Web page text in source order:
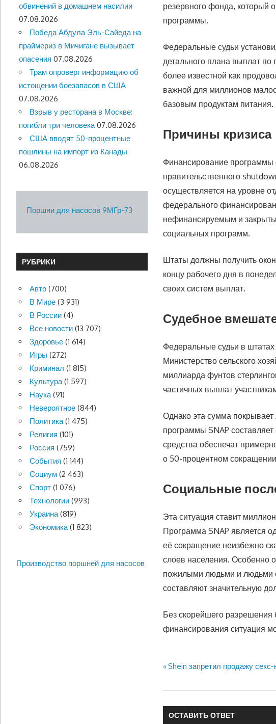
резервного фонда, который
программы.
Федеральные судьи
детального плана выплат
более известной как
важной для миллионов
базовым продуктам питания.
Причины кризиса
Финансирование программы
правительственного
осуществляется на уровне
федерального
нефинансируемым и
социальных программ.
Штаты должны получить
концу рабочего дня в
своих систем выплат.
Судебное
Федеральные судьи в
Министерство сельского
миллиарда фунтов
частичных выплат
Однако эта сумма
программы SNAP
средства обеспечат
о 50-процентном
Социальные
Эта ситуация ставит
Программа SNAP является
её сокращение неизбежно
слоев населения. Особенно
пожилыми людьми и людьми
составляют значительную
Без скорейшего разрешения
финансирования ситуация
Навигация
по
записям
Предыдущая
Shein запретил продажу
ОСТАВИТЬ ОТВЕТ
обвинений в домашнем насилии
07.08.2026
Победа Абдула Эль-Сайеда на
праймериз в Мичигане вызывает
опасения 07.08.2026
Трам опроверг информацию об
истощении боезапасов в США
07.08.2026
Взрыв у ресторана в Москве:
погибли три человека 07.08.2026
США вводят 50-процентные
пошлины на импорт из Канады
06.08.2026
Поршни для насосов 9МГр-73
РУБРИКИ
Авто(700)
В Мире(3 931)
В России(4)
Все новости(13 707)
Здоровье(1 614)
Игры (272)
Криминал (1 815)
Культура(1 597)
Наука(91)
Невероятное(844)
Политика(1 475)
Религия (101)
Россия (759)
События (1 144)
Социум(2 463)
Спорт(1 076)
Технологии(993)
Украина(819)
Экономика(1 823)
Производство поршней для насосов